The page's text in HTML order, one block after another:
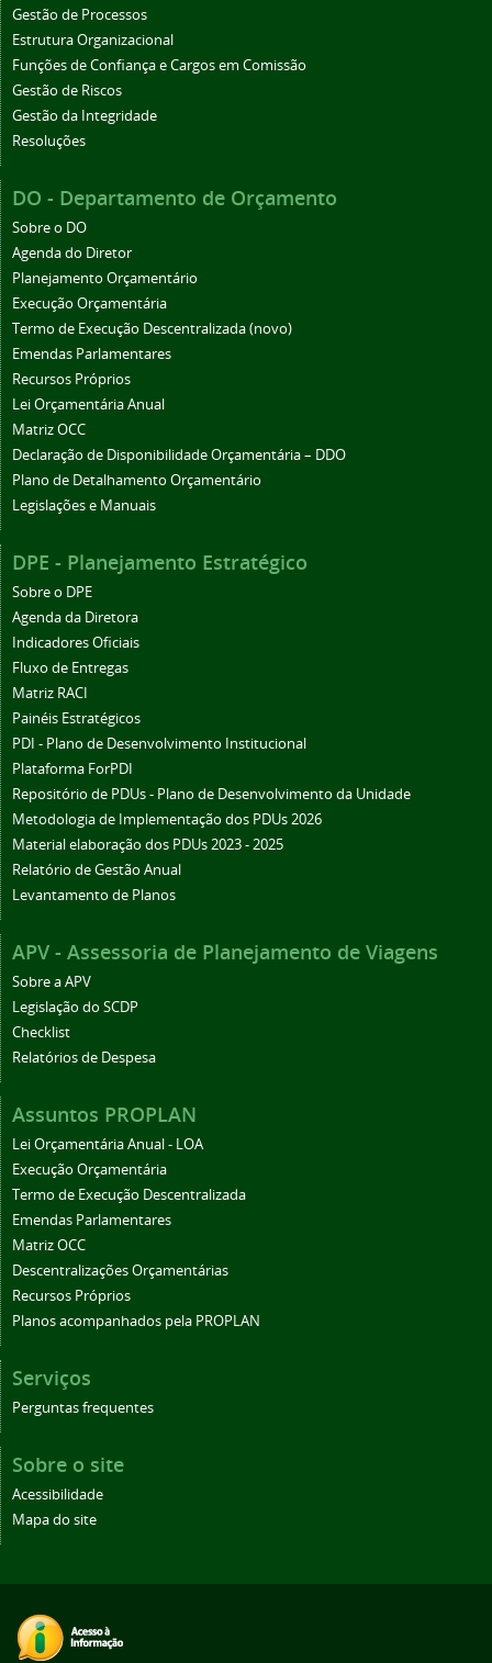
Gestão de Processos
Estrutura Organizacional
Funções de Confiança e Cargos em Comissão
Gestão de Riscos
Gestão da Integridade
Resoluções
DO - Departamento de Orçamento
Sobre o DO
Agenda do Diretor
Planejamento Orçamentário
Execução Orçamentária
Termo de Execução Descentralizada (novo)
Emendas Parlamentares
Recursos Próprios
Lei Orçamentária Anual
Matriz OCC
Declaração de Disponibilidade Orçamentária – DDO
Plano de Detalhamento Orçamentário
Legislações e Manuais
DPE - Planejamento Estratégico
Sobre o DPE
Agenda da Diretora
Indicadores Oficiais
Fluxo de Entregas
Matriz RACI
Painéis Estratégicos
PDI - Plano de Desenvolvimento Institucional
Plataforma ForPDI
Repositório de PDUs - Plano de Desenvolvimento da Unidade
Metodologia de Implementação dos PDUs 2026
Material elaboração dos PDUs 2023 - 2025
Relatório de Gestão Anual
Levantamento de Planos
APV - Assessoria de Planejamento de Viagens
Sobre a APV
Legislação do SCDP
Checklist
Relatórios de Despesa
Assuntos PROPLAN
Lei Orçamentária Anual - LOA
Execução Orçamentária
Termo de Execução Descentralizada
Emendas Parlamentares
Matriz OCC
Descentralizações Orçamentárias
Recursos Próprios
Planos acompanhados pela PROPLAN
Serviços
Perguntas frequentes
Sobre o site
Acessibilidade
Mapa do site